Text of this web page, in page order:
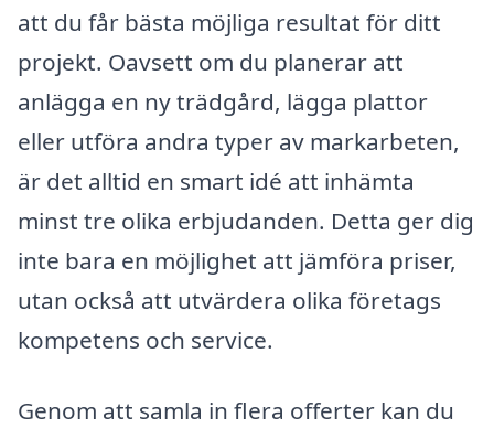
att du får bästa möjliga resultat för ditt
projekt. Oavsett om du planerar att
anlägga en ny trädgård, lägga plattor
eller utföra andra typer av markarbeten,
är det alltid en smart idé att inhämta
minst tre olika erbjudanden. Detta ger dig
inte bara en möjlighet att jämföra priser,
utan också att utvärdera olika företags
kompetens och service.
Genom att samla in flera offerter kan du